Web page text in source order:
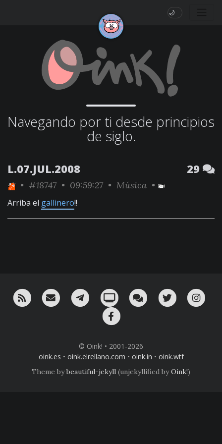
🌙
Navegando por ti desde principios
de siglo.
L.07.JUL.2008 29
• #18747 • 09:59:27 • Música •
Arriba el gallinero!!
RSS ¡Mándame un email!¡Nuestro canal en Telegram!
Oink! TV Charla con nosotros
Twitter
© Oink! • 2001-2026
oink.es • oink.elrellano.com • oink.in • oink.wtf
Theme bybeautiful-jekyll (unjekyllified byOink!)